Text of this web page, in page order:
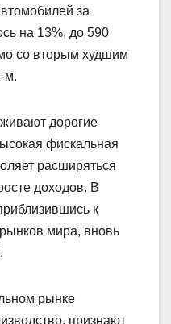
за
на 13%, до 590
со вторым худшим
м.
дорогие
фискальная
расширяться
доходов. В
к
мира, вновь
рынке
признают